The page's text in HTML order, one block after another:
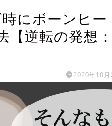
にボーンヒー
【逆転の発想
2020年10月